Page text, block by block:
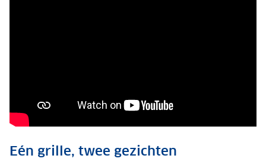
Eén grille, twee gezichten